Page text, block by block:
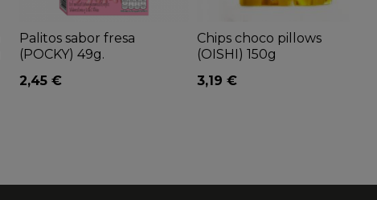
Palitos sabor fresa
(POCKY) 49g.
2,45 €
Chips choco pillows
(OISHI) 150g
3,19 €